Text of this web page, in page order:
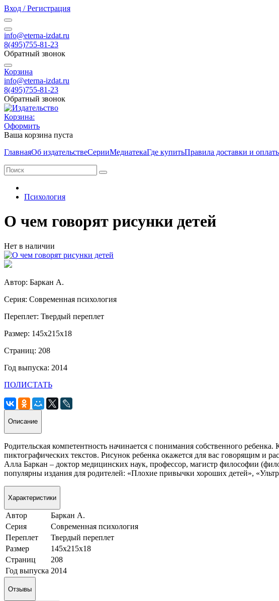
Вход / Регистрация
info@eterna-izdat.ru
8(495)755-81-23
Обратный звонок
Корзина
info@eterna-izdat.ru
8(495)755-81-23
Обратный звонок
Корзина:
Оформить
Ваша корзина пуста
ГлавнаяОб издательствеСерииМедиатекаГде купитьПравила доставки и
Психология
О чем говорят рисунки детей
Нет в наличии
Автор: Баркан А.
Серия: Современная психология
Переплет: Твердый переплет
Размер: 145х215х18
Страниц: 208
Год выпуска: 2014
ПОЛИСТАТЬ
Описание
Родительская компетентность начинается с понимания собственного
пиктографических текстов. Рисунок ребенка окажется для вас говорящим и
Алла Баркан – доктор медицинских наук, профессор, магистр философии
популярны издания для родителей: «Плохие привычки хороших детей»,
Характеристики
Автор
Баркан А.
Серия
Современная психология
Переплет
Твердый переплет
Размер
145х215х18
Страниц
208
Год выпуска 2014
Отзывы